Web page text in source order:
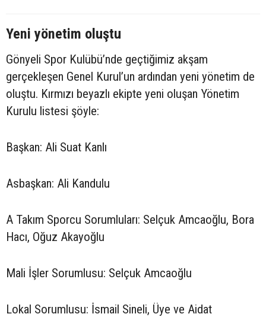
Yeni yönetim oluştu
Gönyeli Spor Kulübü’nde geçtiğimiz akşam
gerçekleşen Genel Kurul’un ardından yeni yönetim de
oluştu. Kırmızı beyazlı ekipte yeni oluşan Yönetim
Kurulu listesi şöyle:
Başkan: Ali Suat Kanlı
Asbaşkan: Ali Kandulu
A Takım Sporcu Sorumluları: Selçuk Amcaoğlu, Bora
Hacı, Oğuz Akayoğlu
Mali İşler Sorumlusu: Selçuk Amcaoğlu
Lokal Sorumlusu: İsmail Sineli, Üye ve Aidat